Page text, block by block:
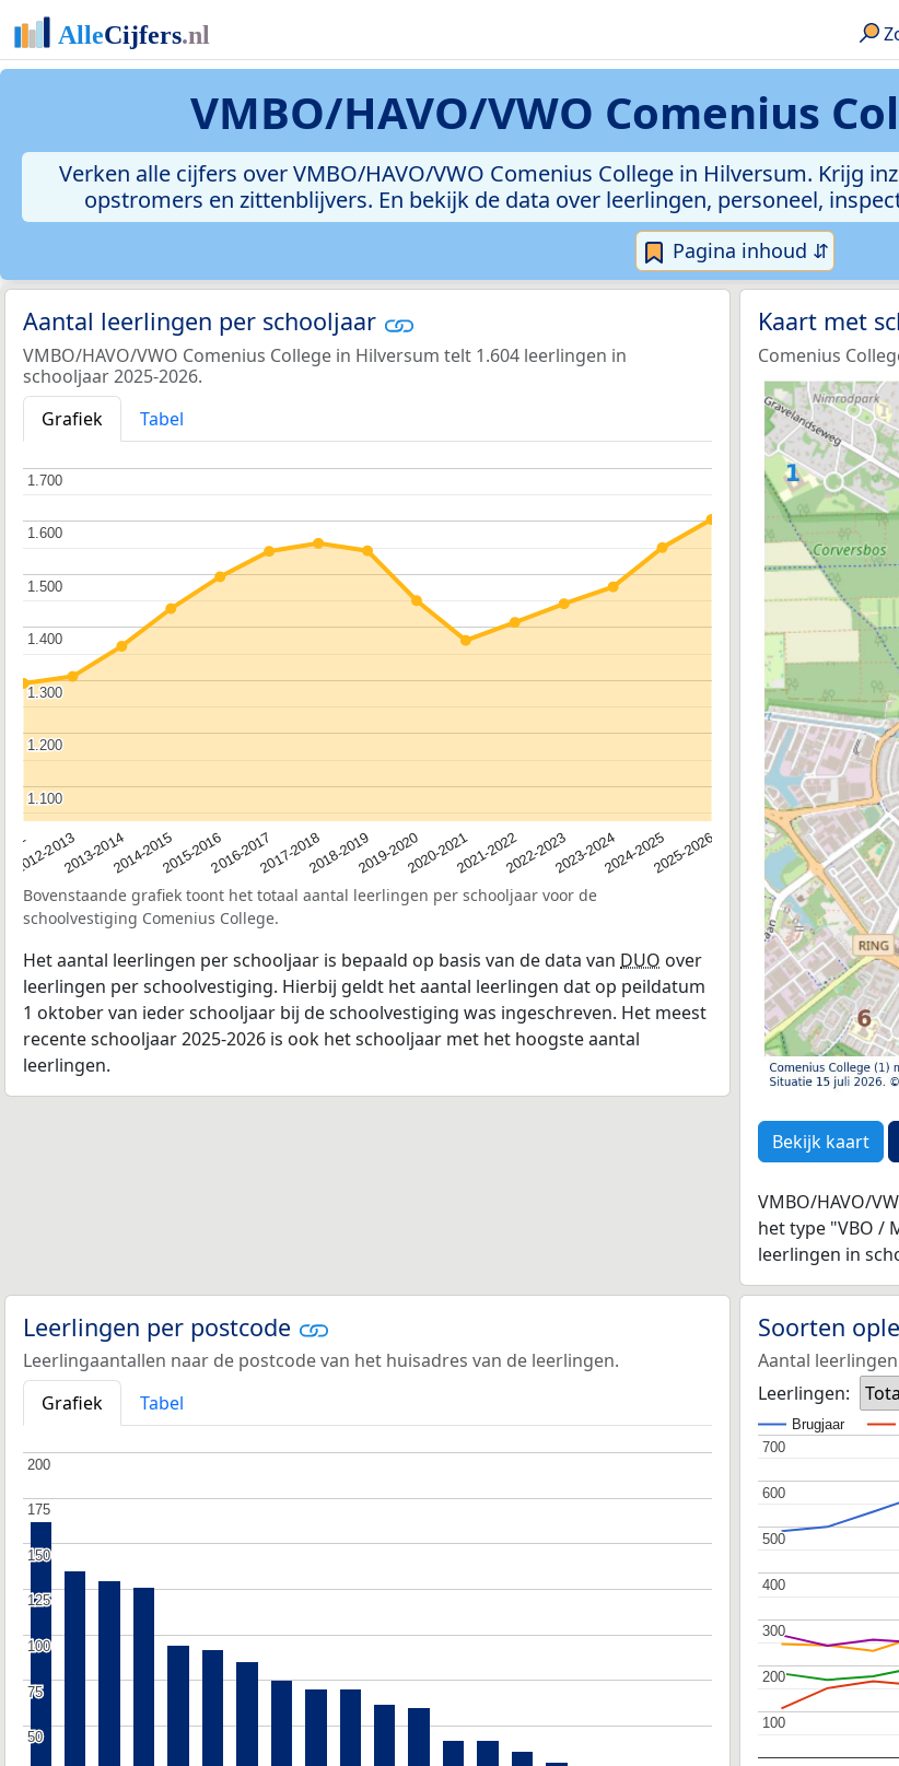
VMBO/HAVO/VWO Comenius
Verken alle cijfers over VMBO/HAVO/VWO Comenius College in Hilversum. Krijg
opstromers en zittenblijvers. En bekijk de data over leerlingen, personeel,
Pagina inhoud ⇵
Aantal leerlingen per schooljaar
VMBO/HAVO/VWO Comenius College in Hilversum telt 1.604 leerlingen in
schooljaar 2025-2026.
Grafiek
Tabel
2012-20132013-20142014-20152015-20162016-20172017-20182018-20192019-20202020-20212021-20222022-20232023-20242024-20252025-2026
1.100
1.100
1.200
1.200
1.300
1.300
1.400
1.400
1.500
1.500
1.600
1.600
1.700
1.700
Bovenstaande grafiek toont het totaal aantal leerlingen per schooljaar voor de
schoolvestiging Comenius College.
Het aantal leerlingen per schooljaar is bepaald op basis van de data van DUO over
leerlingen per schoolvestiging. Hierbij geldt het aantal leerlingen dat op peildatum
1 oktober van ieder schooljaar bij de schoolvestiging was ingeschreven. Het meest
recente schooljaar 2025-2026 is ook het schooljaar met het hoogste aantal
leerlingen.
Kaart met
Comenius
Bekijk kaart
VMBO/HAVO/
het type "VBO /
leerlingen in
Leerlingen per postcode
Leerlingaantallen naar de postcode van het huisadres van de leerlingen.
Grafiek
Tabel
50
50
75
75
100
100
125
125
150
150
175
175
200
200
Soorten
Aantal
Leerlingen:
Brugjaar
100
100
200
200
300
300
400
400
500
500
600
600
700
700